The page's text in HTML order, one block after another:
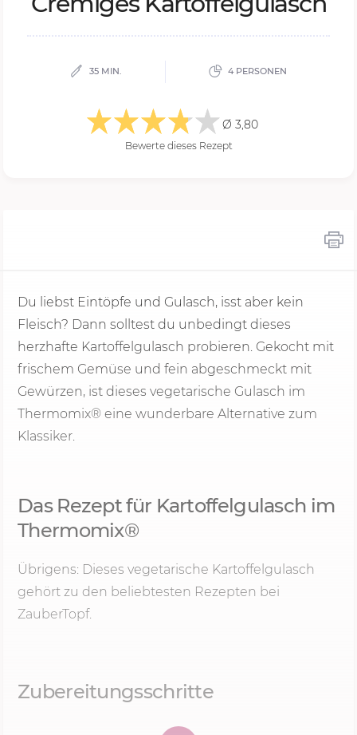
35 MIN. 4 PERSONEN
Ø 3,80
Bewerte dieses Rezept
Du liebst Eintöpfe und Gulasch, isst aber kein
Fleisch? Dann solltest du unbedingt dieses
herzhafte Kartoffelgulasch probieren. Gekocht mit
frischem Gemüse und fein abgeschmeckt mit
Gewürzen, ist dieses vegetarische Gulasch im
Thermomix® eine wunderbare Alternative zum
Klassiker.
Das Rezept für Kartoffelgulasch im
Thermomix®
Übrigens: Dieses vegetarische Kartoffelgulasch
gehört zu den beliebtesten Rezepten bei
ZauberTopf.
Zubereitungsschritte